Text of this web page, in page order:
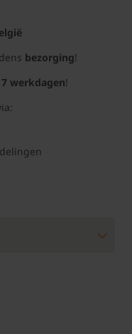
bezorging!
werkdagen!